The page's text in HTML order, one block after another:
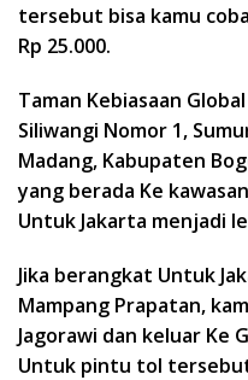
tersebut bisa kamu
Rp 25.000.
Taman Kebiasaan
Siliwangi Nomor 1,
Madang, Kabupaten
yang berada Ke
Untuk Jakarta menjadi
Jika berangkat Untuk
Mampang Prapatan,
Jagorawi dan keluar Ke
Untuk pintu tol